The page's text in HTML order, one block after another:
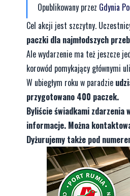
Opublikowany przez Gdynia
Cel akcji jest szczytny.
paczki dla najmłodszych
Ale wydarzenie ma też jeszcze
korowód pomykający głównymi
W ubiegłym roku w paradzie
przygotowano 400 paczek.
Byliście świadkami zdarzenia
informacje. Można
Dyżurujemy także pod